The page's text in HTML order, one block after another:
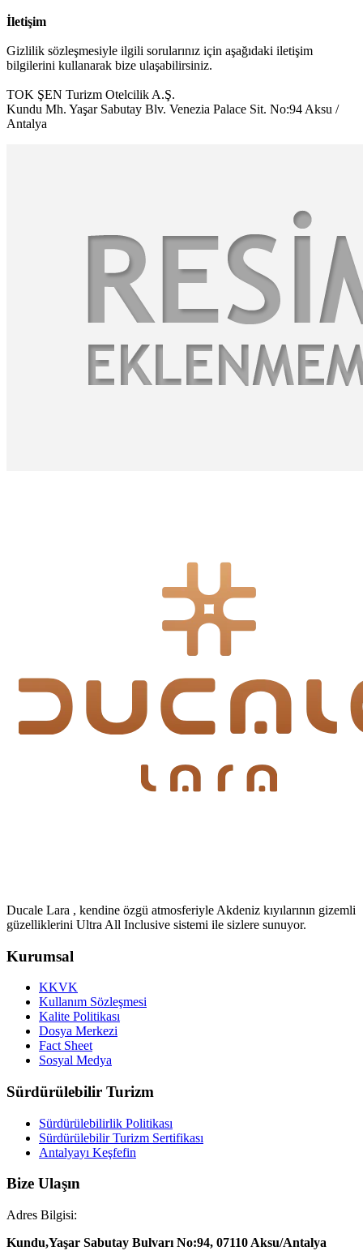
İletişim
Gizlilik sözleşmesiyle ilgili sorularınız için aşağıdaki iletişim
bilgilerini kullanarak bize ulaşabilirsiniz.
TOK ŞEN Turizm Otelcilik A.Ş.
Kundu Mh. Yaşar Sabutay Blv. Venezia Palace Sit. No:94 Aksu /
Antalya
Ducale Lara , kendine özgü atmosferiyle Akdeniz kıyılarının gizemli
güzelliklerini Ultra All Inclusive sistemi ile sizlere sunuyor.
Kurumsal
KKVK
Kullanım Sözleşmesi
Kalite Politikası
Dosya Merkezi
Fact Sheet
Sosyal Medya
Sürdürülebilir Turizm
Sürdürülebilirlik Politikası
Sürdürülebilir Turizm Sertifikası
Antalyayı Keşfefin
Bize Ulaşın
Adres Bilgisi:
Kundu,Yaşar Sabutay Bulvarı No:94, 07110 Aksu/Antalya